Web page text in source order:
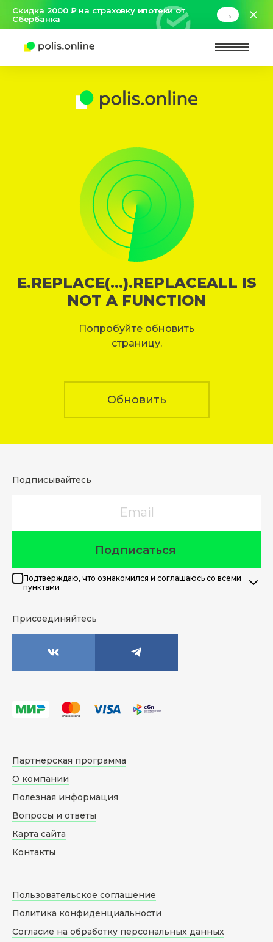
Скидка 2000 ₽ на страховку ипотеки от
Сбербанка
→
E.REPLACE(...).REPLACEALL IS
NOT A FUNCTION
Попробуйте обновить
страницу.
Обновить
Подписывайтесь
Подписаться
Подтверждаю, что ознакомился и соглашаюсь со всеми
пунктами
Присоединяйтесь
Партнерская программа
О компании
Полезная информация
Вопросы и ответы
Карта сайта
Контакты
Пользовательское соглашение
Политика конфиденциальности
Согласие на обработку персональных данных